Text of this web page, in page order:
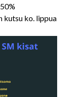
kutsu ko. lippua